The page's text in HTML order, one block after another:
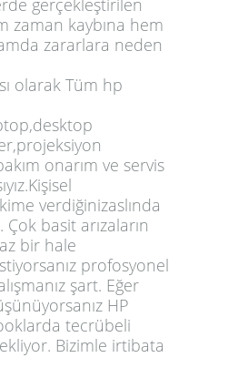
gerçekleştirilen
zaman kaybına hem
zararlara neden
olarak Tüm hp
onarım ve servis
Kişisel
kime verdiğinizaslında
basit arızaların
bir hale
profosyonel
şart. Eğer
HP
tecrübeli
Bizimle irtibata